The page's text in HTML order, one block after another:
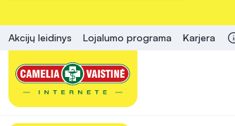
Akcijų leidinys Lojalumo programa Karjera